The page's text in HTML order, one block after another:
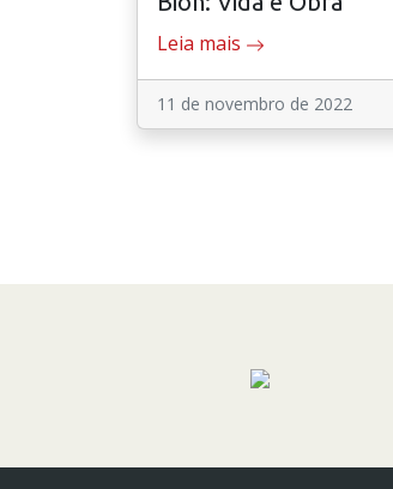
Leia mais
11 de novembro de 2022